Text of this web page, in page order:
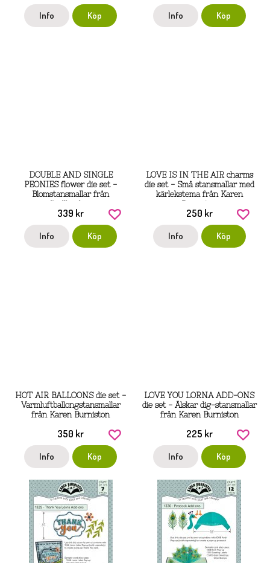
Info Köp Info Köp
DOUBLE AND SINGLE
PEONIES flower die set -
Blomstansmallar från
339 kr
Info Köp
LOVE IS IN THE AIR charms
die set - Små stansmallar med
kärlekstema från Karen
250 kr
Info Köp
HOT AIR BALLOONS die set -
Varmluftballongstansmallar
från Karen Burniston
350 kr
Info Köp
LOVE YOU LORNA ADD-ONS
die set - Älskar dig-stansmallar
från Karen Burniston
225 kr
Info Köp